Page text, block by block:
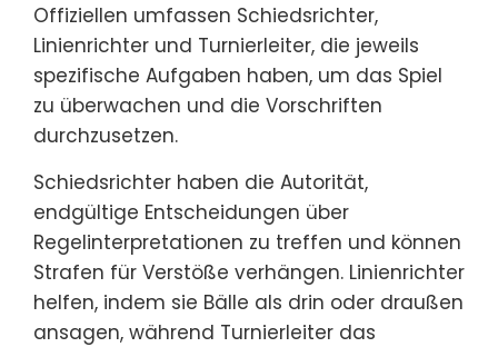
Offiziellen umfassen Schiedsrichter,
Linienrichter und Turnierleiter, die jeweils
spezifische Aufgaben haben, um das Spiel
zu überwachen und die Vorschriften
durchzusetzen.
Schiedsrichter haben die Autorität,
endgültige Entscheidungen über
Regelinterpretationen zu treffen und können
Strafen für Verstöße verhängen. Linienrichter
helfen, indem sie Bälle als drin oder draußen
ansagen, während Turnierleiter das